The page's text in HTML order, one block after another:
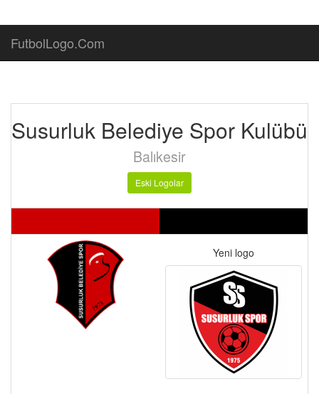
FutbolLogo.Com
Susurluk Belediye Spor Kulübü
Balıkesir
Eski Logolar
Yeni logo